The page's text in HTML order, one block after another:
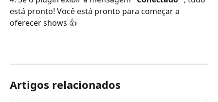
está pronto! Você está pronto para começar a
oferecer shows 👍
Artigos relacionados